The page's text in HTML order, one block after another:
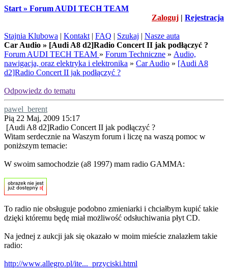
Start » Forum AUDI TECH TEAM
Zaloguj | Rejestracja
Stajnia Klubowa | Kontakt | FAQ | Szukaj | Nasze auta
Car Audio » [Audi A8 d2]Radio Concert II jak podłączyć ?
Forum AUDI TECH TEAM » Forum Techniczne » Audio,
nawigacja, oraz elektryka i elektronika » Car Audio » [Audi A8
d2]Radio Concert II jak podłączyć ?
Odpowiedz do tematu
pawel_berent
Pią 22 Maj, 2009 15:17
[Audi A8 d2]Radio Concert II jak podłączyć ?
Witam serdecznie na Waszym forum i liczę na waszą pomoc w
poniższym temacie:
W swoim samochodzie (a8 1997) mam radio GAMMA:
To radio nie obsługuje podobno zmieniarki i chciałbym kupić takie
dzięki któremu będę miał możliwość odsłuchiwania płyt CD.
Na jednej z aukcji jak się okazało w moim mieście znalazłem takie
radio:
http://www.allegro.pl/ite..._przyciski.html